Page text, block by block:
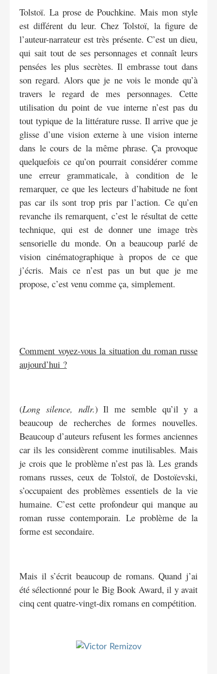
Tolstoï. La prose de Pouchkine. Mais mon style
est différent du leur. Chez Tolstoï, la figure de
l’auteur-narrateur est très présente. C’est un dieu,
qui sait tout de ses personnages et connaît leurs
pensées les plus secrètes. Il embrasse tout dans
son regard. Alors que je ne vois le monde qu’à
travers le regard de mes personnages. Cette
utilisation du point de vue interne n’est pas du
tout typique de la littérature russe. Il arrive que je
glisse d’une vision externe à une vision interne
dans le cours de la même phrase. Ça provoque
quelquefois ce qu’on pourrait considérer comme
une erreur grammaticale, à condition de le
remarquer, ce que les lecteurs d’habitude ne font
pas car ils sont trop pris par l’action. Ce qu’en
revanche ils remarquent, c’est le résultat de cette
technique, qui est de donner une image très
sensorielle du monde. On a beaucoup parlé de
vision cinématographique à propos de ce que
j’écris. Mais ce n’est pas un but que je me
propose, c’est venu comme ça, simplement.
Comment voyez-vous la situation du roman russe
aujourd’hui ?
(Long silence, ndlr.) Il me semble qu’il y a
beaucoup de recherches de formes nouvelles.
Beaucoup d’auteurs refusent les formes anciennes
car ils les considèrent comme inutilisables. Mais
je crois que le problème n’est pas là. Les grands
romans russes, ceux de Tolstoï, de Dostoïevski,
s’occupaient des problèmes essentiels de la vie
humaine. C’est cette profondeur qui manque au
roman russe contemporain. Le problème de la
forme est secondaire.
Mais il s’écrit beaucoup de romans. Quand j’ai
été sélectionné pour le Big Book Award, il y avait
cinq cent quatre-vingt-dix romans en compétition.